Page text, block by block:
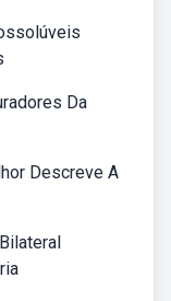
Da
Descreve A